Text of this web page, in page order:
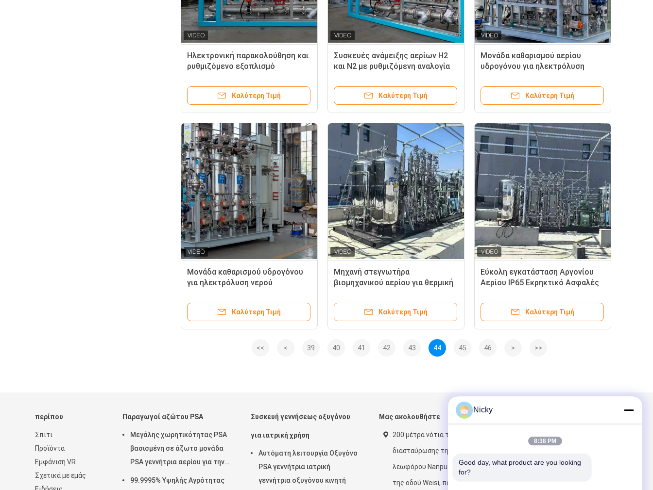
Ηλεκτρονική παρακολούθηση και
ρυθμιζόμενο εξοπλισμό
Καλύτερη Τιμή
Συσκευές ανάμειξης αερίων H2
και N2 με ρυθμιζόμενη αναλογία
Καλύτερη Τιμή
Μονάδα καθαρισμού αερίου
υδρογόνου για ηλεκτρόλυση
Καλύτερη Τιμή
Μονάδα καθαρισμού υδρογόνου
για ηλεκτρόλυση νερού
Καλύτερη Τιμή
Μηχανή στεγνωτήρα
βιομηχανικού αερίου για θερμική
Καλύτερη Τιμή
Εύκολη εγκατάσταση Αργονίου
Αερίου IP65 Εκρηκτικό Ασφαλές
Καλύτερη Τιμή
<< < 39 40 41 42 43 44 45 46 > >>
περίπου
Σπίτι
Προϊόντα
Εμφάνιση VR
Σχετικά με εμάς
Παραγωγοί αζώτου PSA
Μεγάλης χωρητικότητας PSA
βασισμένη σε άζωτο μονάδα
PSA γεννήτρια αερίου για την
επεξεργασία χαλκού
99.9995% Υψηλής Αγρότητας
Συσκευή γεννήσεως οξυγόνου
για ιατρική χρήση
Αυτόματη λειτουργία Οξυγόνο
PSA γεννήτρια ιατρική
γεννήτρια οξυγόνου κινητή
Μας ακολουθήστε
200 μέτρα νότια της
διασταύρωσης της
λεωφόρου Nanpuguiling και
της οδού Weisi, πόλη
Nicky
8:38 PM
Good day, what product are you looking
for?